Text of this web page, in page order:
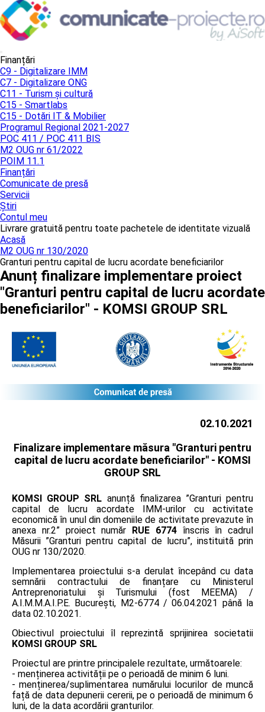
Finanțări
C9 - Digitalizare IMM
C7 - Digitalizare ONG
C11 - Turism și cultură
C15 - Smartlabs
C15 - Dotări IT & Mobilier
Programul Regional 2021-2027
POC 411 / POC 411 BIS
M2 OUG nr 61/2022
POIM 11.1
Finanțări
Comunicate de presă
Servicii
Știri
Contul meu
Livrare gratuită pentru toate pachetele de identitate vizuală
Acasă
M2 OUG nr 130/2020
Granturi pentru capital de lucru acordate beneficiarilor
Anunț finalizare implementare proiect
"Granturi pentru capital de lucru acordate
beneficiarilor" - KOMSI GROUP SRL
02.10.2021
Finalizare implementare măsura "Granturi pentru
capital de lucru acordate beneficiarilor" - KOMSI
GROUP SRL
KOMSI GROUP SRL anunță finalizarea ”Granturi pentru
capital de lucru acordate IMM-urilor cu activitate
economică în unul din domeniile de activitate prevazute în
anexa nr.2” proiect număr RUE 6774înscris în cadrul
Măsurii ”Granturi pentru capital de lucru”, instituită prin
OUG nr 130/2020.
Implementarea proiectului s-a derulat începând cu data
semnării contractului de finanțare cu Ministerul
Antreprenoriatului și Turismului (fost MEEMA) /
A.I.M.M.A.I.P.E. București, M2-6774 / 06.04.2021 până la
data 02.10.2021.
Obiectivul proiectului îl reprezintă sprijinirea societatii
KOMSI GROUP SRL
Proiectul are printre principalele rezultate, următoarele:
- menținerea activității pe o perioadă de minim 6 luni.
- menținerea/suplimentarea numărului locurilor de muncă
față de data depunerii cererii, pe o perioadă de minimum 6
luni, de la data acordării granturilor.